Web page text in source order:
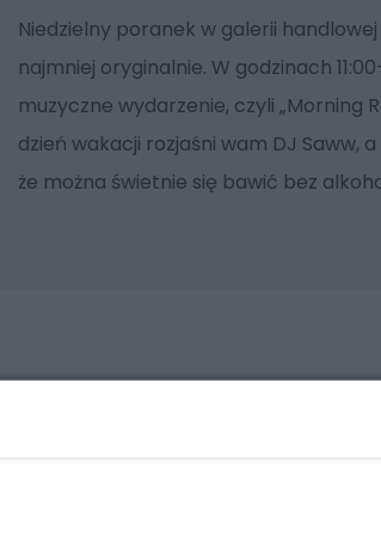
Niedzielny poranek w galerii
najmniej oryginalnie. W godzinach
muzyczne wydarzenie, czyli „Morning
dzień wakacji rozjaśni wam DJ Saww,
że można świetnie się bawić bez